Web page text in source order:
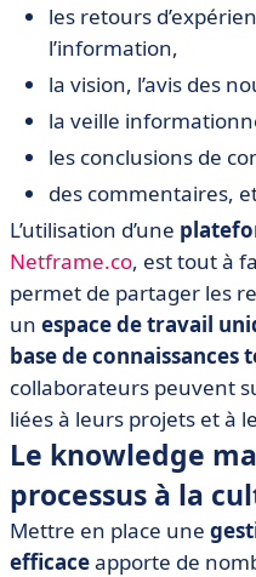
les retours
l’information,
la vision, l’avis des
la veille
les conclusions de
des commentaires,
L’utilisation d’une
Netframe.co, est tout à
permet de partager les
un espace de travail
base de connaissances
collaborateurs peuvent
liées à leurs projets et à
Le knowledge
processus à la
Mettre en place une
efficaceapporte de